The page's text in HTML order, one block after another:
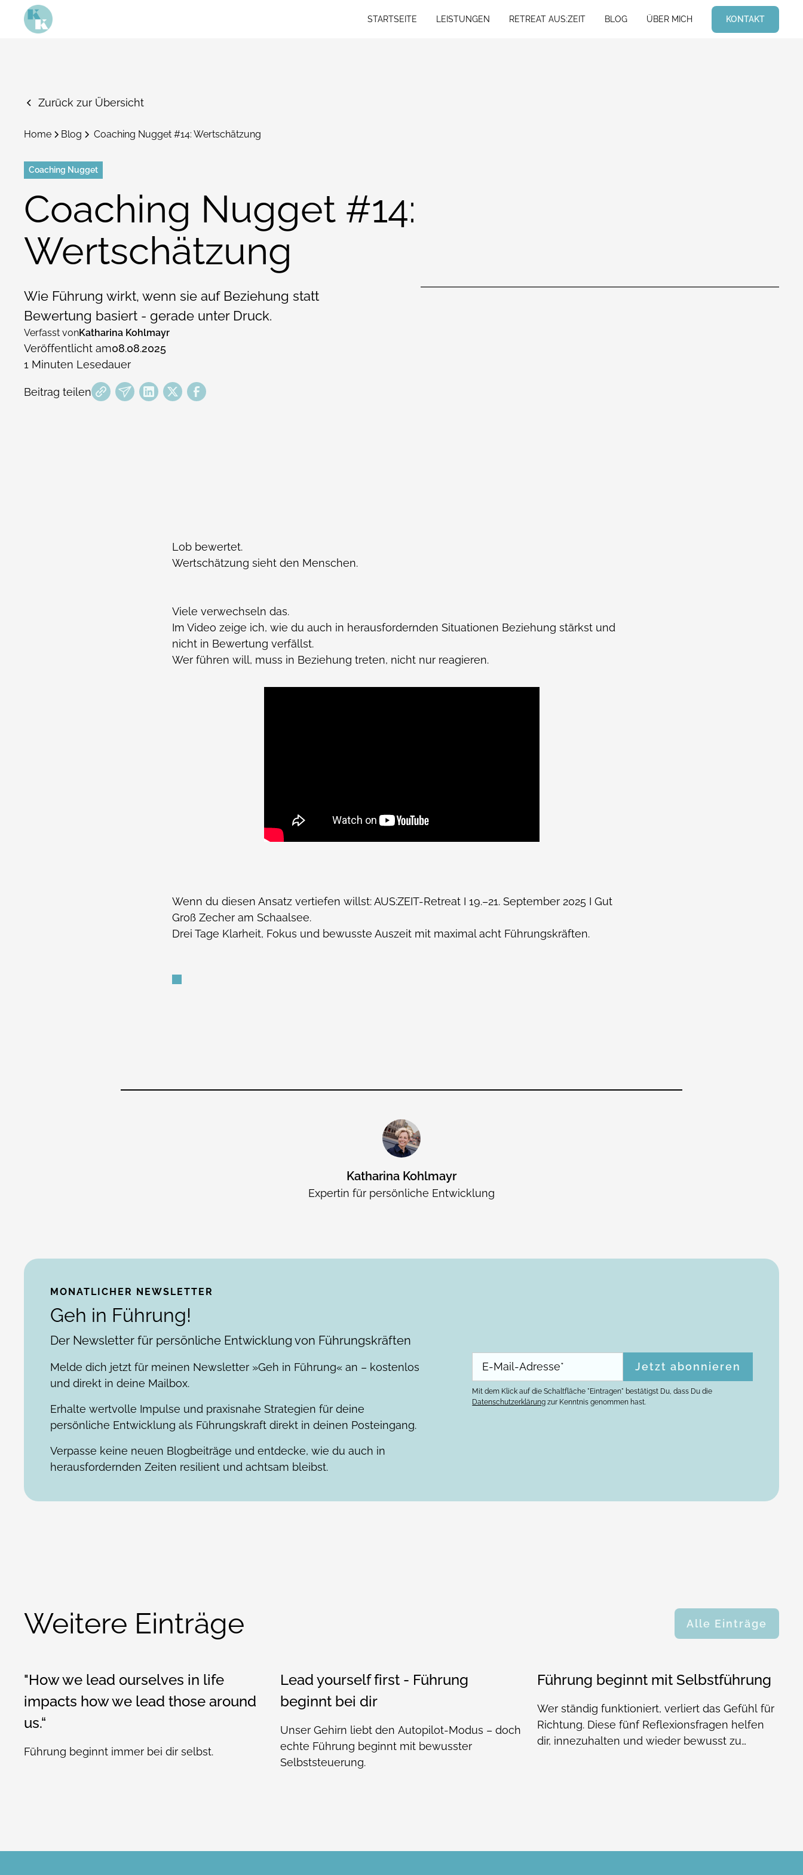
STARTSEITE
LEISTUNGEN
RETREAT AUS:ZEIT
BLOG
ÜBER MICH
KONTAKT
Zurück zur Übersicht
Home Blog Coaching Nugget #14: Wertschätzung
Coaching Nugget
Coaching Nugget #14:
Wertschätzung
Wie Führung wirkt, wenn sie auf Beziehung statt
Bewertung basiert - gerade unter Druck.
Verfasst vonKatharina Kohlmayr
Veröffentlicht am08.08.2025
1 Minuten Lesedauer
Beitrag teilen
Lob bewertet.
Wertschätzung sieht den Menschen.
Viele verwechseln das.
Im Video zeige ich, wie du auch in herausfordernden Situationen Beziehung stärkst und
nicht in Bewertung verfällst.
Wer führen will, muss in Beziehung treten, nicht nur reagieren.
Wenn du diesen Ansatz vertiefen willst: AUS:ZEIT-Retreat I 19.–21. September 2025 I Gut
Groß Zecher am Schaalsee.
Drei Tage Klarheit, Fokus und bewusste Auszeit mit maximal acht Führungskräften.
Katharina Kohlmayr
Expertin für persönliche Entwicklung
MONATLICHER NEWSLETTER
Geh in Führung!
Der Newsletter für persönliche Entwicklung von Führungskräften
Melde dich jetzt für meinen Newsletter »Geh in Führung« an – kostenlos
und direkt in deine Mailbox.
Erhalte wertvolle Impulse und praxisnahe Strategien für deine
persönliche Entwicklung als Führungskraft direkt in deinen Posteingang.
Verpasse keine neuen Blogbeiträge und entdecke, wie du auch in
herausfordernden Zeiten resilient und achtsam bleibst.
Mit dem Klick auf die Schaltfläche "Eintragen" bestätigst Du, dass Du die
Datenschutzerklärung zur Kenntnis genommen hast.
Weitere Einträge Alle Einträge
"How we lead ourselves in life
impacts how we lead those around
us.“
Führung beginnt immer bei dir selbst.
Lead yourself first - Führung
beginnt bei dir
Unser Gehirn liebt den Autopilot-Modus – doch
echte Führung beginnt mit bewusster
Selbststeuerung.
Führung beginnt mit Selbstführung
Wer ständig funktioniert, verliert das Gefühl für
Richtung. Diese fünf Reflexionsfragen helfen
dir, innezuhalten und wieder bewusst zu